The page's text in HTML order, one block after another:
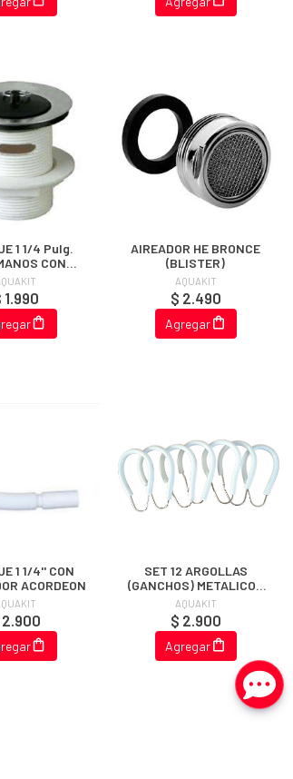
1 1/4 Pulg.
CON
1.990
AIREADOR HE BRONCE
(BLISTER)
AQUAKIT
$ 2.490
Agregar
1 1/4'' CON
ACORDEON
2.900
SET 12 ARGOLLAS
(GANCHOS) METALICOS
PLASTIFICADOS
CORTINA
AQUAKIT
$ 2.900
Agregar